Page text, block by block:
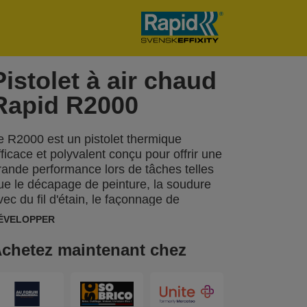
à air chaud
R2000
R2000 est un pistolet thermique
et polyvalent conçu pour offrir une
performance lors de tâches telles
le décapage de peinture, la soudure
du fil d'étain, le façonnage de
le fartage de skis et la
de chauffe rapide réduit les temps
tandis qu'un régulateur de
ajustée pour chaque application
maintenant chez